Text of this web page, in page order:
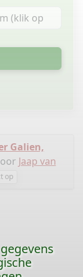
Galien,
Jaap van
op